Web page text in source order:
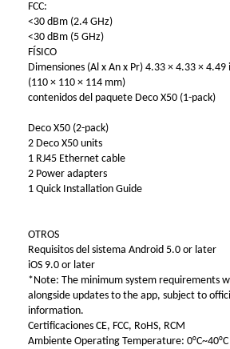
FCC:
<30 dBm (2.4 GHz)
<30 dBm (5 GHz)
FÍSICO
Dimensiones (Al x An x Pr) 4.33 × 4.33 × 4.49
(110 × 110 × 114 mm)
contenidos del paquete Deco X50 (1-pack)
Deco X50 (2-pack)
2 Deco X50 units
1 RJ45 Ethernet cable
2 Power adapters
1 Quick Installation Guide
OTROS
Requisitos del sistema Android 5.0 or later
iOS 9.0 or later
*Note: The minimum system requirements
alongside updates to the app, subject to
information.
Certificaciones CE, FCC, RoHS, RCM
Ambiente Operating Temperature: 0°C~40°C